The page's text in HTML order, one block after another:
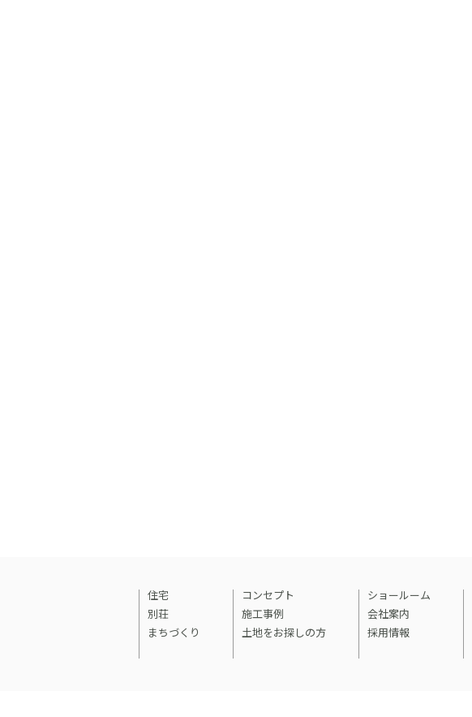
住宅
別荘
まちづくり
コンセプト
施工事例
土地をお探しの方
ショールーム
会社案内
採用情報